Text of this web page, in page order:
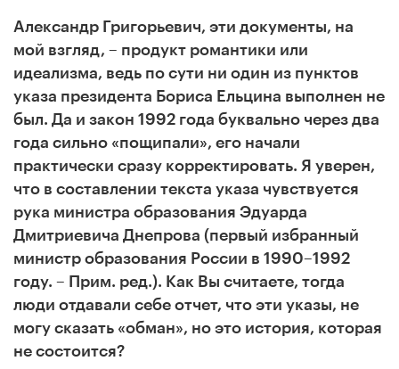
Александр Григорьевич, эти документы, на
мой взгляд, – продукт романтики или
идеализма, ведь по сути ни один из пунктов
указа президента Бориса Ельцина выполнен не
был. Да и закон 1992 года буквально через два
года сильно «пощипали», его начали
практически сразу корректировать. Я уверен,
что в составлении текста указа чувствуется
рука министра образования Эдуарда
Дмитриевича Днепрова (первый избранный
министр образования России в 1990–1992
году. – Прим. ред.). Как Вы считаете, тогда
люди отдавали себе отчет, что эти указы, не
могу сказать «обман», но это история, которая
не состоится?